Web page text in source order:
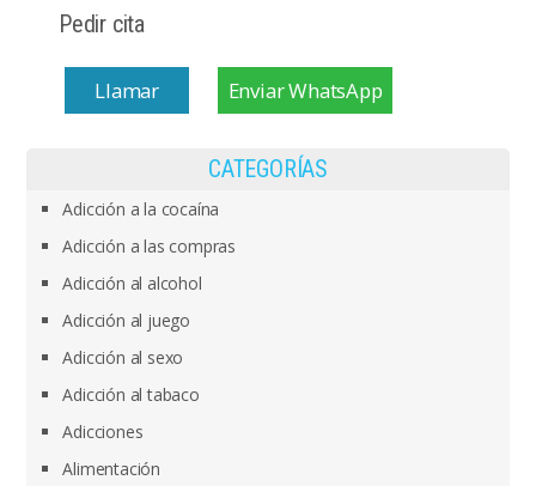
Pedir cita
Llamar Enviar WhatsApp
CATEGORÍAS
Adicción a la cocaína
Adicción a las compras
Adicción al alcohol
Adicción al juego
Adicción al sexo
Adicción al tabaco
Adicciones
Alimentación